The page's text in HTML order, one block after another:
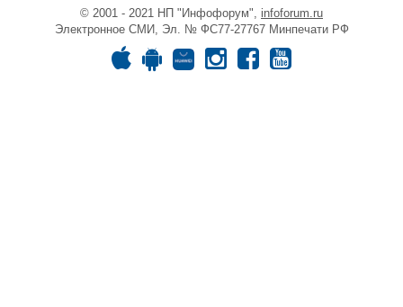
© 2001 - 2021 НП "Инфофорум", infoforum.ru
Электронное СМИ, Эл. № ФС77-27767 Минпечати РФ